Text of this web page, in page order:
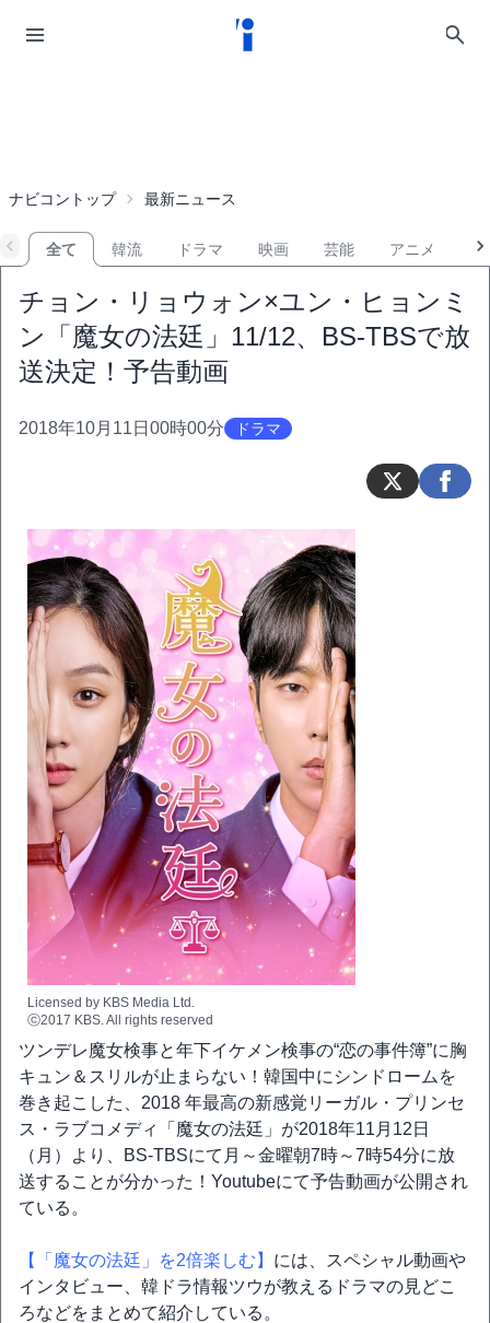
ナビコントップ 最新ニュース
全て 韓流 ドラマ 映画 芸能 アニメ
チョン・リョウォン×ユン・ヒョンミ
ン「魔女の法廷」11/12、BS-TBSで放
送決定！予告動画
2018年10月11日00時00分 ドラマ
Licensed by KBS Media Ltd.
ⓒ2017 KBS. All rights reserved
ツンデレ魔女検事と年下イケメン検事の“恋の事件簿”に胸
キュン＆スリルが止まらない！韓国中にシンドロームを
巻き起こした、2018 年最高の新感覚リーガル・プリンセ
ス・ラブコメディ「魔女の法廷」が2018年11月12日
（月）より、BS-TBSにて月～金曜朝7時～7時54分に放
送することが分かった！Youtubeにて予告動画が公開され
ている。
【「魔女の法廷」を2倍楽しむ】 には、スペシャル動画や
インタビュー、韓ドラ情報ツウが教えるドラマの見どこ
ろなどをまとめて紹介している。